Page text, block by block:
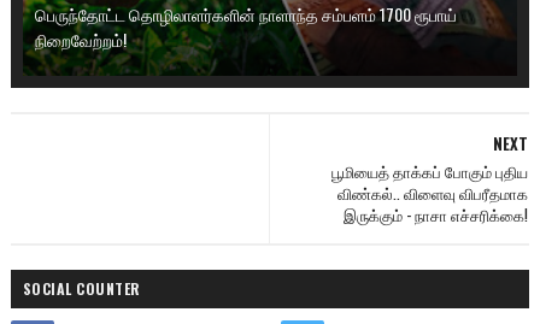
பெருந்தோட்ட தொழிலாளர்களின் நாளாந்த சம்பளம் 1700 ரூபாய்
நிறைவேற்றம்!
NEXT
பூமியைத் தாக்கப் போகும் புதிய
விண்கல்.. விளைவு விபரீதமாக
இருக்கும் - நாசா எச்சரிக்கை!
SOCIAL COUNTER